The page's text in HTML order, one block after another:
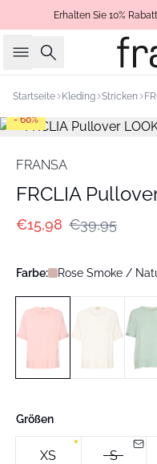
Erhalten Sie 10%
Suche
Startseite Kleding Stricken
- 60%
FRANSA
FRCLIA
€15,98 €39,95
Farbe: Rose Smoke /
Größen
XS S